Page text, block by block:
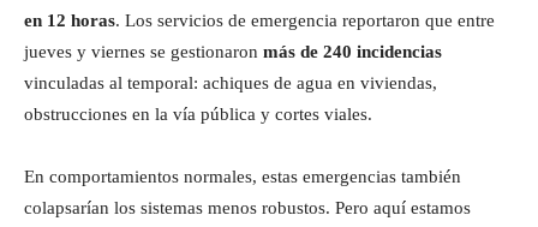
en 12 horas. Los servicios de emergencia reportaron que entre
jueves y viernes se gestionaron más de 240 incidencias
vinculadas al temporal: achiques de agua en viviendas,
obstrucciones en la vía pública y cortes viales.
En comportamientos normales, estas emergencias también
colapsarían los sistemas menos robustos. Pero aquí estamos